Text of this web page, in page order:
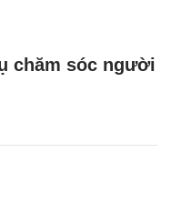
chăm sóc người